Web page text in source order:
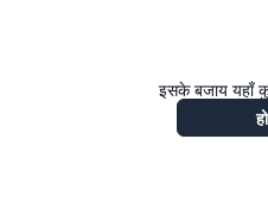
इसके बजाय यहाँ